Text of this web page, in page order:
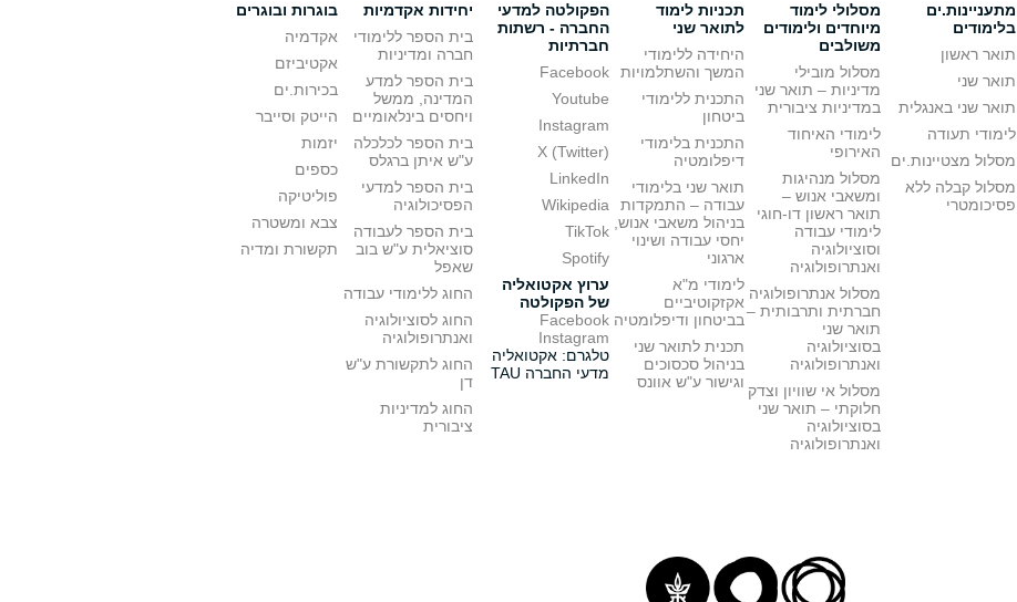
מתעניינות.ים
בלימודים
תואר ראשון
תואר שני
תואר שני באנגלית
לימודי תעודה
מסלול מצטיינות.ים
מסלול קבלה ללא
פסיכומטרי
מסלולי לימוד
מיוחדים ולימודים
משולבים
מסלול מובילי
מדיניות – תואר שני
במדיניות ציבורית
לימודי האיחוד
האירופי
מסלול מנהיגות
ומשאבי אנוש –
תואר ראשון דו-חוגי
לימודי עבודה
וסוציולוגיה
ואנתרופולוגיה
מסלול אנתרופולוגיה
חברתית ותרבותית –
תואר שני
בסוציולוגיה
ואנתרופולוגיה
מסלול אי שוויון וצדק
חלוקתי – תואר שני
בסוציולוגיה
ואנתרופולוגיה
תכניות לימוד
לתואר שני
היחידה ללימודי
המשך והשתלמויות
התכנית ללימודי
ביטחון
התכנית בלימודי
דיפלומטיה
תואר שני בלימודי
עבודה – התמקדות
בניהול משאבי אנוש,
יחסי עבודה ושינוי
ארגוני
לימודי מ"א
אקזקוטיביים
בביטחון ודיפלומטיה
תכנית לתואר שני
בניהול סכסוכים
וגישור ע"ש אוונס
הפקולטה למדעי
החברה - רשתות
חברתיות
Facebook
Youtube
Instagram
X (Twitter)
LinkedIn
Wikipedia
TikTok
Spotify
ערוץ אקטואליה
של הפקולטה
Facebook
Instagram
טלגרם: אקטואליה
מדעי החברה TAU
יחידות אקדמיות
בית הספר ללימודי
חברה ומדיניות
בית הספר למדע
המדינה, ממשל
ויחסים בינלאומיים
בית הספר לכלכלה
ע"ש איתן ברגלס
בית הספר למדעי
הפסיכולוגיה
בית הספר לעבודה
סוציאלית ע"ש בוב
שאפל
החוג ללימודי עבודה
החוג לסוציולוגיה
ואנתרופולוגיה
החוג לתקשורת ע"ש
דן
החוג למדיניות
ציבורית
בוגרות ובוגרים
אקדמיה
אקטיביזם
בכירות.ים
הייטק וסייבר
יזמות
כספים
פוליטיקה
צבא ומשטרה
תקשורת ומדיה